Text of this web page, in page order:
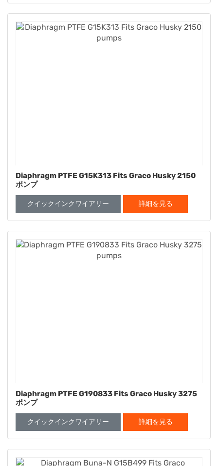
Diaphragm PTFE G15K313 Fits Graco Husky 2150
ポンプ
クイックインクワイアリー 詳細を見る
Diaphragm PTFE G190833 Fits Graco Husky 3275
ポンプ
クイックインクワイアリー 詳細を見る